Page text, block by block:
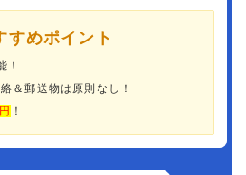
すめポイント
！
＆郵送物は原則なし！
！